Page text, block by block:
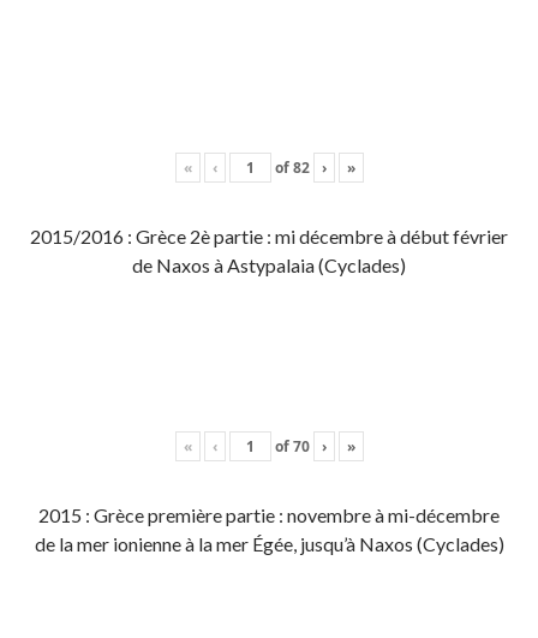
« ‹ of82 › »
2015/2016 : Grèce 2è partie : mi décembre à début février
de Naxos à Astypalaia (Cyclades)
« ‹ of70 › »
2015 : Grèce première partie : novembre à mi-décembre
de la mer ionienne à la mer Égée, jusqu’à Naxos (Cyclades)